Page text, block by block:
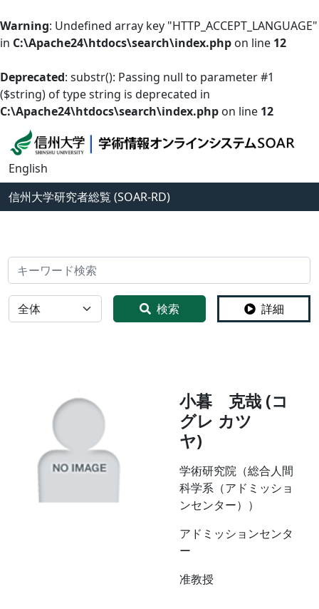
Warning: Undefined array key "HTTP_ACCEPT_LANGUAGE"
in C:\Apache24\htdocs\search\index.php on line 12
Deprecated: substr(): Passing null to parameter #1
($string) of type string is deprecated in
C:\Apache24\htdocs\search\index.php on line 12
English
信州大学研究者総覧 (SOAR-RD)
検索
全体 検索 詳細
小暮 克哉 (コ
グレ カツ
ヤ)
学術研究院（総合人間
科学系（アドミッショ
ンセンター））
アドミッションセンタ
ー
准教授